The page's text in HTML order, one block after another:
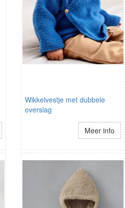
Wikkelvestje met dubbele
overslag
Meer info